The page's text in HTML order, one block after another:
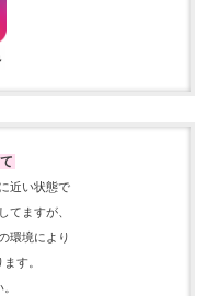
近い状態で
てますが、
環境により
す。